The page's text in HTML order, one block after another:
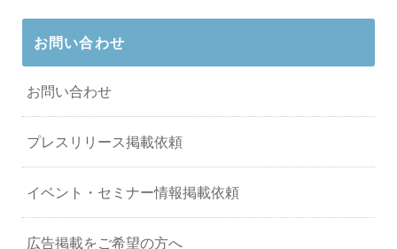
お問い合わせ
お問い合わせ
プレスリリース掲載依頼
イベント・セミナー情報掲載依頼
広告掲載をご希望の方へ